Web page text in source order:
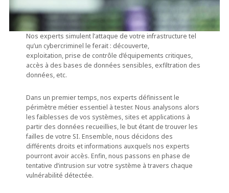
Nos experts simulent l’attaque de votre infrastructure tel
qu’un cybercriminel le ferait : découverte,
exploitation, prise de contrôle d’équipements critiques,
accès à des bases de données sensibles, exfiltration des
données, etc.
Dans un premier temps, nos experts définissent le
périmètre métier essentiel à tester. Nous analysons alors
les faiblesses de vos systèmes, sites et applications à
partir des données recueillies, le but étant de trouver les
failles de votre SI. Ensemble, nous décidons des
différents droits et informations auxquels nos experts
pourront avoir accès. Enfin, nous passons en phase de
tentative d’intrusion sur votre système à travers chaque
vulnérabilité détectée.